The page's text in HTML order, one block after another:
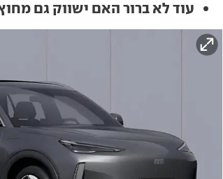
עוד לא ברור האם ישווק גם